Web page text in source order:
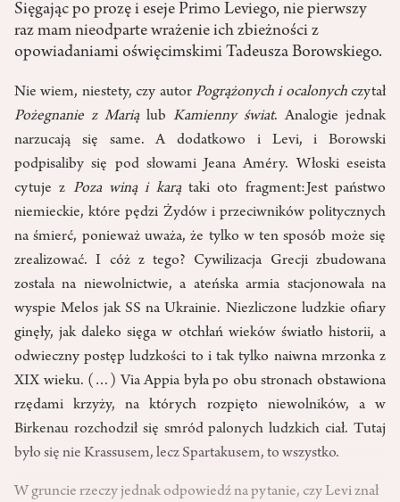
Sięgając po prozę i eseje Primo Leviego, nie pierwszy
raz mam nieodparte wrażenie ich zbieżności z
opowiadaniami oświęcimskimi Tadeusza Borowskiego.
Nie wiem, niestety, czy autor Pogrążonych i ocalonychczytał
Pożegnanie z Mariąlub Kamienny świat. Analogie jednak
narzucają się same. A dodatkowo i Levi, i Borowski
podpisaliby się pod słowami Jeana Améry. Włoski eseista
cytuje z Poza winą i karątaki oto fragment:Jest państwo
niemieckie, które pędzi Żydów i przeciwników politycznych
na śmierć, ponieważ uważa, że tylko w ten sposób może się
zrealizować. I cóż z tego? Cywilizacja Grecji zbudowana
została na niewolnictwie, a ateńska armia stacjonowała na
wyspie Melos jak SS na Ukrainie. Niezliczone ludzkie ofiary
ginęły, jak daleko sięga w otchłań wieków światło historii, a
odwieczny postęp ludzkości to i tak tylko naiwna mrzonka z
XIX wieku. (…) Via Appia była po obu stronach obstawiona
rzędami krzyży, na których rozpięto niewolników, a w
Birkenau rozchodził się smród palonych ludzkich ciał. Tutaj
było się nie Krassusem, lecz Spartakusem, to wszystko.
W gruncie rzeczy jednak odpowiedź na pytanie, czy Levi znał